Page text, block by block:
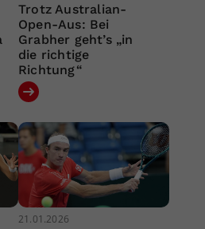
Trotz Australian-
Open-Aus: Bei
Grabher geht’s „in
die richtige
Richtung“
21.01.2026